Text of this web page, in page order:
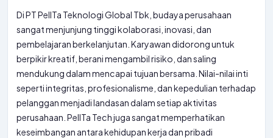
Di PT PelITa Teknologi Global Tbk, budaya perusahaan
sangat menjunjung tinggi kolaborasi, inovasi, dan
pembelajaran berkelanjutan. Karyawan didorong untuk
berpikir kreatif, berani mengambil risiko, dan saling
mendukung dalam mencapai tujuan bersama. Nilai-nilai inti
seperti integritas, profesionalisme, dan kepedulian terhadap
pelanggan menjadi landasan dalam setiap aktivitas
perusahaan. PelITa Tech juga sangat memperhatikan
keseimbangan antara kehidupan kerja dan pribadi